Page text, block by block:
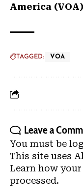
America
TAGGED: VOA
Leave a
You must be
This site uses
Learn how
processed.